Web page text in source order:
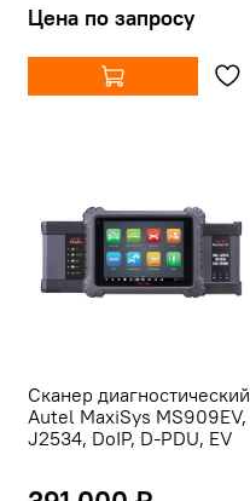
Цена по запросу
Сканер диагностический
Autel MaxiSys MS909EV,
J2534, DoIP, D-PDU, EV